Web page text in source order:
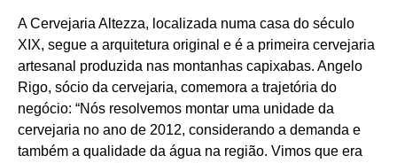
A Cervejaria Altezza, localizada numa casa do século
XIX, segue a arquitetura original e é a primeira cervejaria
artesanal produzida nas montanhas capixabas. Angelo
Rigo, sócio da cervejaria, comemora a trajetória do
negócio: “Nós resolvemos montar uma unidade da
cervejaria no ano de 2012, considerando a demanda e
também a qualidade da água na região. Vimos que era